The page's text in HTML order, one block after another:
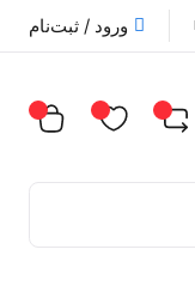
ورود / ثبت‌نام